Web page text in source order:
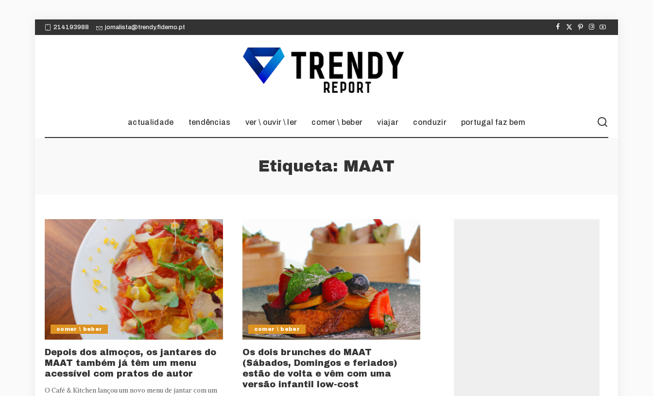
214193988 jornalista@trendy.fidemo.pt
actualidade tendências ver \ ouvir \ ler comer \ beber viajar conduzir portugal faz bem
Etiqueta: MAAT
comer \ beber
Depois dos almoços, os jantares do
MAAT também já têm um menu
acessível com pratos de autor
O Café & Kitchen lançou um novo menu de jantar com um
comer \ beber
Os dois brunches do MAAT
(Sábados, Domingos e feriados)
estão de volta e vêm com uma
versão infantil low-cost